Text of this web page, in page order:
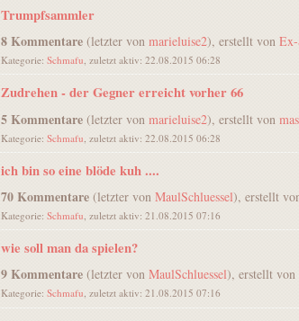
Trumpfsammler
8 Kommentare(letzter von marieluise2), erstellt von Ex-
Kategorie: Schmafu, zuletzt aktiv: 22.08.2015 06:28
Zudrehen - der Gegner erreicht vorher 66
5 Kommentare(letzter von marieluise2), erstellt von
Kategorie: Schmafu , zuletzt aktiv: 22.08.2015 06:28
ich bin so eine blöde kuh ....
70 Kommentare(letzter von MaulSchluessel), erstellt
Kategorie: Schmafu , zuletzt aktiv: 21.08.2015 07:16
wie soll man da spielen?
9 Kommentare(letzter von MaulSchluessel), erstellt von
Kategorie: Schmafu, zuletzt aktiv: 21.08.2015 07:16